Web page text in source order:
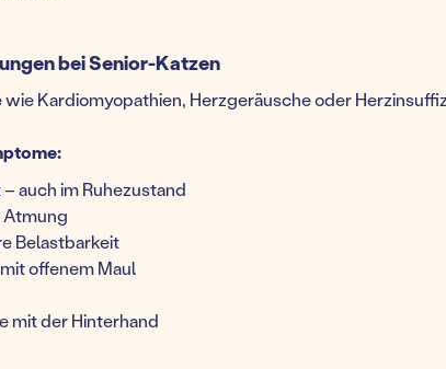
bei Senior-Katzen
Kardiomyopathien, Herzgeräusche oder
auch im Ruhezustand
Belastbarkeit
offenem Maul
mit der Hinterhand